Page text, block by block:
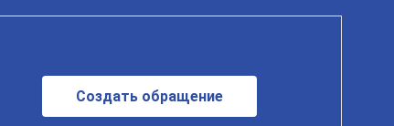
Создать обращение